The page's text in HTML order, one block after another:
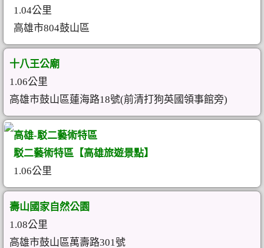
1.04公里
高雄市804鼓山區
十八王公廟
1.06公里
高雄市鼓山區蓮海路18號(前清打狗英國領事館旁)
高雄-駁二藝術特區
駁二藝術特區【高雄旅遊景點】
1.06公里
壽山國家自然公園
1.08公里
高雄市鼓山區萬壽路301號